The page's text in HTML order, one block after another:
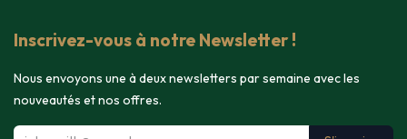
Inscrivez-vous à notre Newsletter !
Nous envoyons une à deux newsletters par semaine avec les
nouveautés et nos offres.